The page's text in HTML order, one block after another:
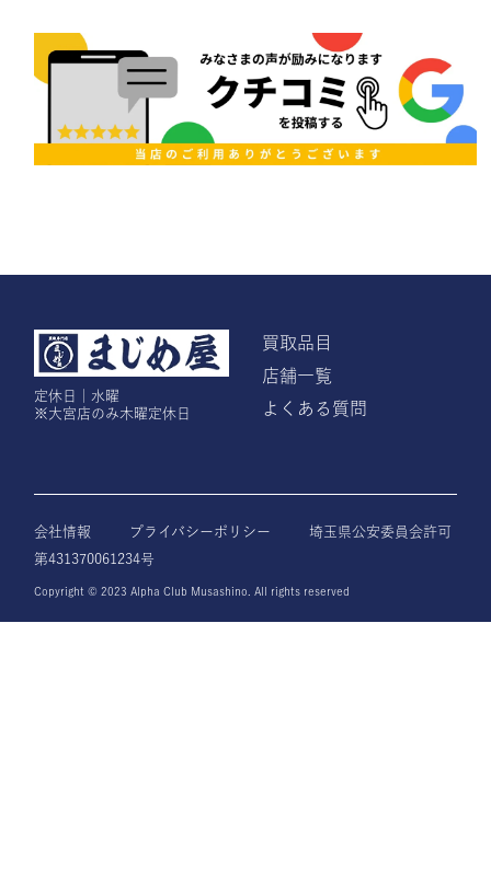
定休日｜水曜
※大宮店のみ木曜定休日
買取品目
店舗一覧
よくある質問
会社情報 プライバシーポリシー
埼玉県公安委員会許可
第431370061234号
Copyright © 2023 Alpha Club Musashino. All rights reserved